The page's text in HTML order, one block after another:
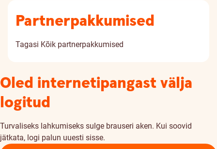
Partnerpakkumised
Tagasi Kõik partnerpakkumised
Oled internetipangast välja
logitud
Turvaliseks lahkumiseks sulge brauseri aken. Kui soovid
jätkata, logi palun uuesti sisse.